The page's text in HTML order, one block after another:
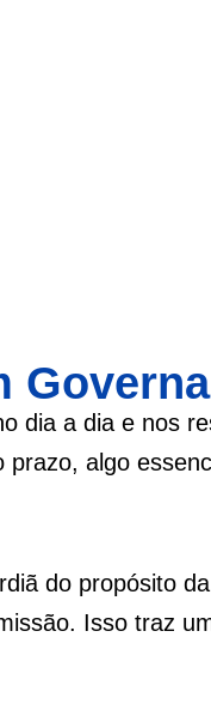
dia a dia e nos
algo
do propósito
Isso traz